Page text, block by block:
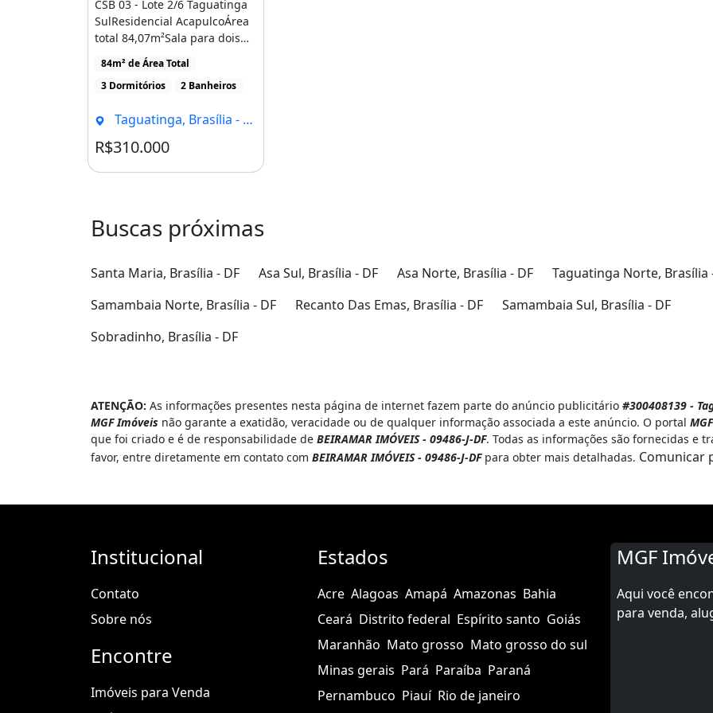
CSB 03 - Lote 2/6 Taguatinga
SulResidencial AcapulcoÁrea
total 84,07m²Sala para dois
ambientesCozinha [...]
84m² de Área Total
3 Dormitórios
2 Banheiros
Taguatinga, Brasília - DF
R$310.000
Buscas próximas
Santa Maria, Brasília - DF Asa Sul, Brasília - DF Asa Norte, Brasília - DF
Taguatinga Norte, Brasília
Samambaia Norte, Brasília - DF
Recanto Das Emas, Brasília - DF
Samambaia Sul, Brasília - DF
Sobradinho, Brasília - DF
ATENÇÃO: As informações presentes nesta página de internet fazem parte do anúncio publicitário #300408139 -
MGF Imóveis não garante a exatidão, veracidade ou de qualquer informação associada a este anúncio. O portal
que foi criado e é de responsabilidade de BEIRAMAR IMÓVEIS - 09486-J-DF. Todas as informações são fornecidas e
favor, entre diretamente em contato com BEIRAMAR IMÓVEIS - 09486-J-DFpara obter mais detalhadas. Comunicar
Institucional
Contato
Sobre nós
Encontre
Imóveis para Venda
Estados
Acre Alagoas Amapá Amazonas Bahia
Ceará Distrito federal Espírito santo Goiás
Maranhão Mato grosso Mato grosso do sul
Minas gerais Pará Paraíba Paraná
Pernambuco Piauí Rio de janeiro
MGF
Aqui você
para venda,